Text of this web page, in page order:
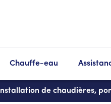
Chauffe-eau
Installation de chaudières,